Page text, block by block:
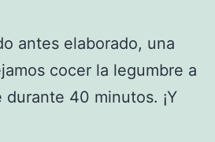
antes elaborado, una
cocer la legumbre a
40 minutos. ¡Y